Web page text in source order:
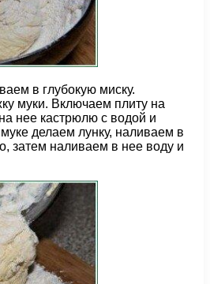
в глубокую миску.
муки. Включаем плиту на
нее кастрюлю с водой и
делаем лунку, наливаем в
затем наливаем в нее воду и